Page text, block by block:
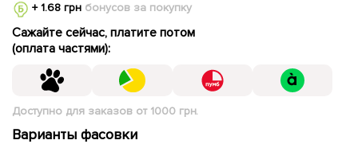
+ 1.68 грнбонусов за покупку
Сажайте сейчас, платите потом
(оплата частями):
Доступно для заказов от 1000 грн.
Варианты фасовки